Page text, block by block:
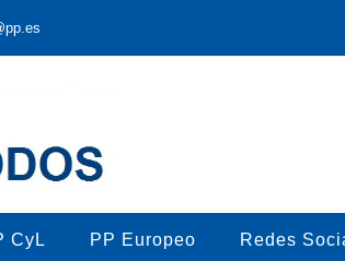
CyL PP Europeo Redes